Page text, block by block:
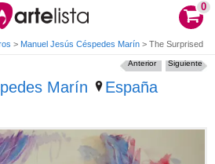
0
> Manuel Jesús Céspedes Marín > The Surprised
Marín España
Siguiente
Anterior